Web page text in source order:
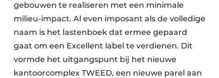
gebouwen te realiseren met een minimale
milieu-impact. Al even imposant als de volledige
naam is het lastenboek dat ermee gepaard
gaat om een Excellent label te verdienen. Dit
vormde het uitgangspunt bij het nieuwe
kantoorcomplex TWEED, een nieuwe parel aan